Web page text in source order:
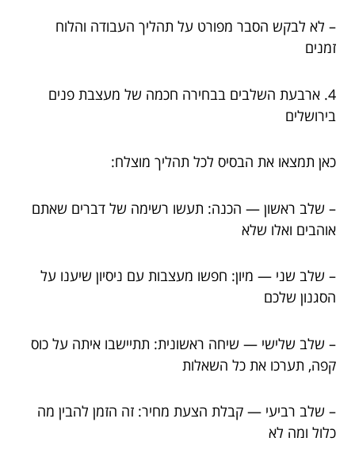
– לא לבקש הסבר מפורט על תהליך העבודה והלוח
זמנים
4. ארבעת השלבים בבחירה חכמה של מעצבת פנים
בירושלים
כאן תמצאו את הבסיס לכל תהליך מוצלח:
– שלב ראשון — הכנה: תעשו רשימה של דברים שאתם
אוהבים ואלו שלא
– שלב שני — מיון: חפשו מעצבות עם ניסיון שיענו על
הסגנון שלכם
– שלב שלישי — שיחה ראשונית: תתיישבו איתה על כוס
קפה, תערכו את כל השאלות
– שלב רביעי — קבלת הצעת מחיר: זה הזמן להבין מה
כלול ומה לא